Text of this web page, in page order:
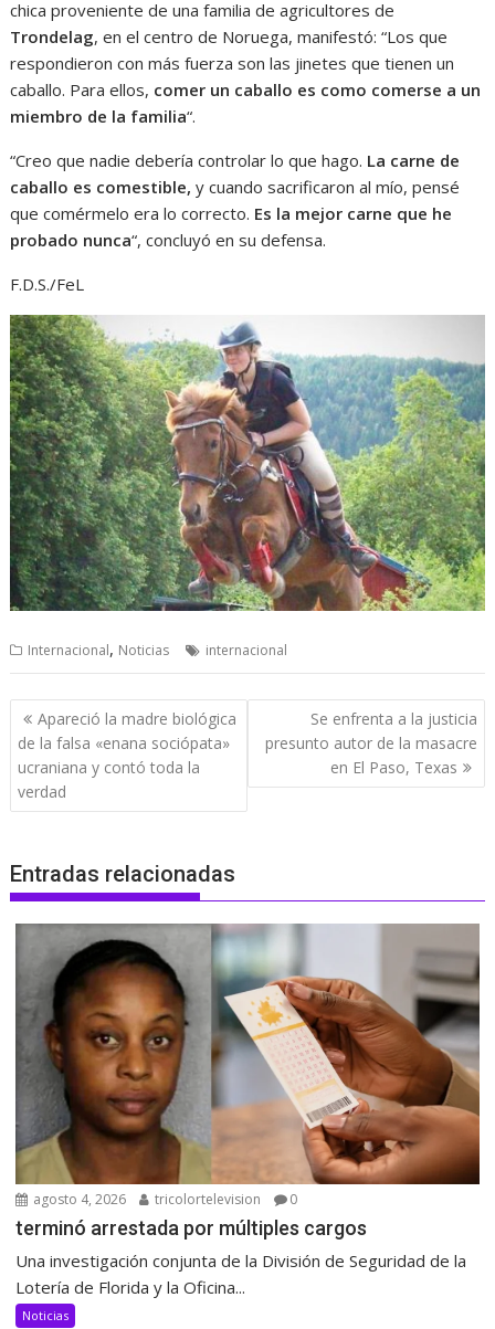
chica proveniente de una familia de agricultores de
Trondelag, en el centro de Noruega, manifestó: “Los que
respondieron con más fuerza son las jinetes que tienen un
caballo. Para ellos, comer un caballo es como comerse a un
miembro de la familia“.
“Creo que nadie debería controlar lo que hago. La carne de
caballo es comestible,y cuando sacrificaron al mío, pensé
que comérmelo era lo correcto. Es la mejor carne que he
probado nunca“, concluyó en su defensa.
F.D.S./FeL
Internacional, Noticias internacional
Navegación
de
entradas
Apareció la madre biológica
de la falsa «enana sociópata»
ucraniana y contó toda la
verdad
Se enfrenta a la justicia
presunto autor de la masacre
en El Paso, Texas
Entradas relacionadas
agosto 4, 2026 tricolortelevision 0
terminó arrestada por múltiples cargos
Una investigación conjunta de la División de Seguridad de la
Lotería de Florida y la Oficina...
Noticias